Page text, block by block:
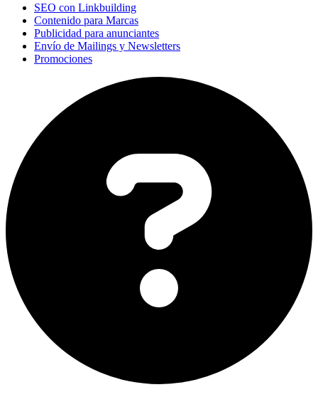
SEO con Linkbuilding
Contenido para Marcas
Publicidad para anunciantes
Envío de Mailings y Newsletters
Promociones